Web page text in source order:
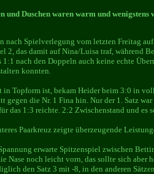
und Duschen waren warm und
nach Spielverlegung vom letzten Freitag
2, das damit auf Nina/Luisa traf, während
1:1 nach den Doppeln auch keine echte
konnten.
in Topform ist, bekam Heider beim 3:0 in
gegen die Nr. 1 Fina hin. Nur der 1. Satz
das 1:3 reichte. 2:2 Zwischenstand und es
Paarkreuz zeigte überzeugende
erwarte Spitzenspiel zwischen
Nase noch leicht vorn, das sollte sich aber
den Satz 3 mit -8, in den anderen